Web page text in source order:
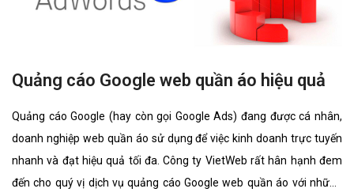
Quảng cáo Google web quần áo hiệu quả
Quảng cáo Google (hay còn gọi Google Ads) đang được cá nhân,
doanh nghiệp web quần áo sử dụng để việc kinh doanh trực tuyến
nhanh và đạt hiệu quả tối đa. Công ty VietWeb rất hân hạnh đem
đến cho quý vị dịch vụ quảng cáo Google web quần áo với những